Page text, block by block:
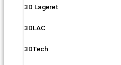
3D Lageret
3DLAC
3DTech